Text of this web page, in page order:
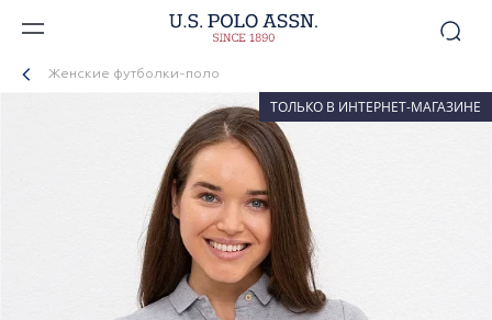
Женские футболки-поло
ТОЛЬКО В ИНТЕРНЕТ-МАГАЗИНЕ